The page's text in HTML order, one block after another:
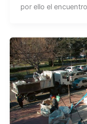
por ello el